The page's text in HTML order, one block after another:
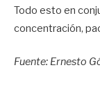
Todo esto en
concentración,
Fuente: Ernesto